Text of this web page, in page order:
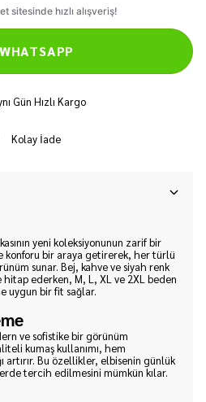
WHATSAPP
Gün Hızlı Kargo
Kolay İade
yeni koleksiyonunun zarif bir
ve konforu bir araya getirerek, her türlü
sunar. Bej, kahve ve siyah renk
ederken, M, L, XL ve 2XL beden
uygun bir fit sağlar.
ve sofistike bir görünüm
kumaş kullanımı, hem
artırır. Bu özellikler, elbisenin günlük
tercih edilmesini mümkün kılar.